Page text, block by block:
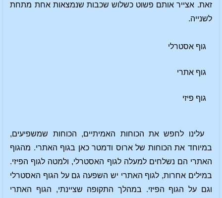
זאת. אצייר אותם פשוט כשלוש שכבות שנמצאות אחת מתחת
לשנייה.
גוף אסטרלי
גוף אתרי
גוף פיזי
עלינו לחפש את הכוחות האמיתיים, הכוחות שמשפיעים,
במיוחד את הכוחות של ארוס ודמטר כאן בגוף האתרי. מהגוף
האתרי הם נשלחים למעלה לגוף האסטרלי, ולמטה לגוף הפיזי.
במילים אחרות, לגוף האתרי יש השפעה גם על הגוף האסטרלי
וגם על הגוף הפיזי. במהלך התקופה שציינתי, הגוף האתרי